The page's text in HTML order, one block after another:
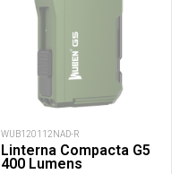
WUB120112NAD-R
Linterna Compacta G5
400 Lumens